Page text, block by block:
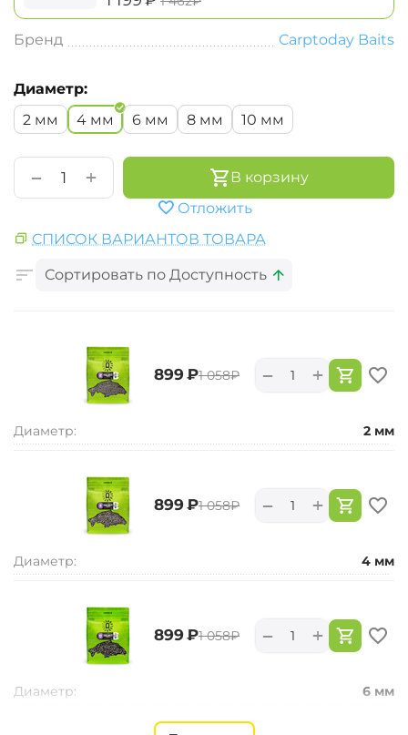
Бренд Carptoday Baits
Диаметр:
2 мм
4 мм 6 мм 8 мм 10 мм
+
−
В корзину
Отложить
СПИСОК ВАРИАНТОВ ТОВАРА
Сортировать по Доступность
‍899‍ ₽‍1 058‍₽ +
−
Диаметр: 2 мм
‍899‍ ₽‍1 058‍₽ +
−
Диаметр: 4 мм
‍899‍ ₽‍1 058‍₽ +
−
Диаметр: 6 мм